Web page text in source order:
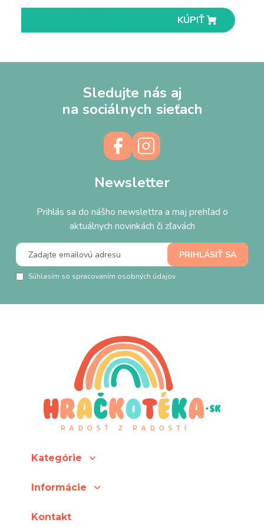
KÚPIŤKÚPIŤ
Sledujte nás aj
na sociálnych sieťach
Newsletter
Prihlás sa do nášho newslettra a maj prehľad o
aktuálnych novinkách či zľavách
Súhlasím so spracovaním osobných údajov
Kategórie
Informácie
Kontakt